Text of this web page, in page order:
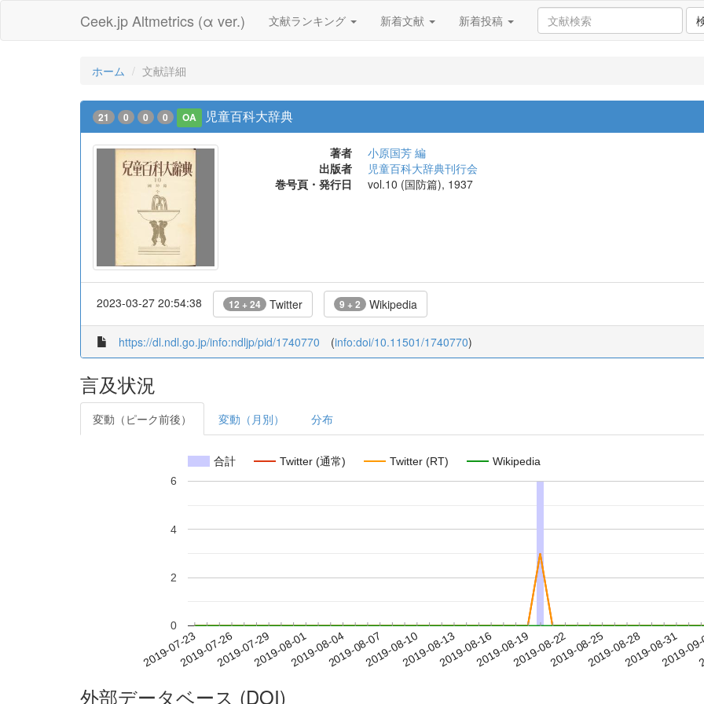
Ceek.jp Altmetrics (α ver.) 文献ランキング 新着文献 新着投稿
ホーム 文献詳細
21 0 0 0 OA 児童百科大辞典
著者
小原国芳 編
出版者
児童百科大辞典刊行会
巻号頁・発行日
vol.10 (国防篇), 1937
2023-03-27 20:54:38 12 + 24 Twitter 9 + 2 Wikipedia
https://dl.ndl.go.jp/info:ndljp/pid/1740770 (info:doi/10.11501/1740770)
言及状況
変動（ピーク前後） 変動（月別） 分布
合計 Twitter (通常) Twitter (RT) Wikipedia
2019-07-232019-07-262019-07-292019-08-012019-08-042019-08-072019-08-102019-08-132019-08-162019-08-192019-08-222019-08-252019-08-282019-08-31
2019-
0
2
4
6
外部データベース (DOI)